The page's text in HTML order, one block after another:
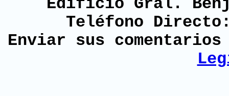
Edificio Gral.
Teléfono
Enviar sus